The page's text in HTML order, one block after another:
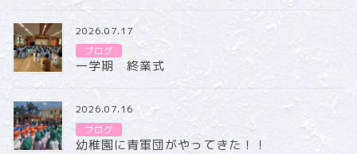
2026.07.17
ブログ
一学期 終業式
2026.07.16
ブログ
幼稚園に青軍団がやってきた！！